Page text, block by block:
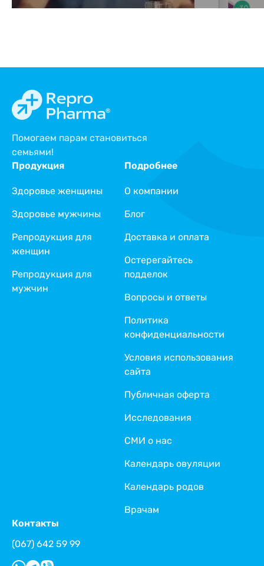
Помогаем парам становиться
семьями!
Подробнее
О компании
Блог
Доставка и оплата
Остерегайтесь
подделок
Вопросы и ответы
Политика
конфиденциальности
Условия использования
сайта
Публичная оферта
Исследования
СМИ о нас
Календарь овуляции
Календарь родов
Врачам
Продукция
Здоровье женщины
Здоровье мужчины
Репродукция для
женщин
Репродукция для
мужчин
Контакты
(067) 642 59 99